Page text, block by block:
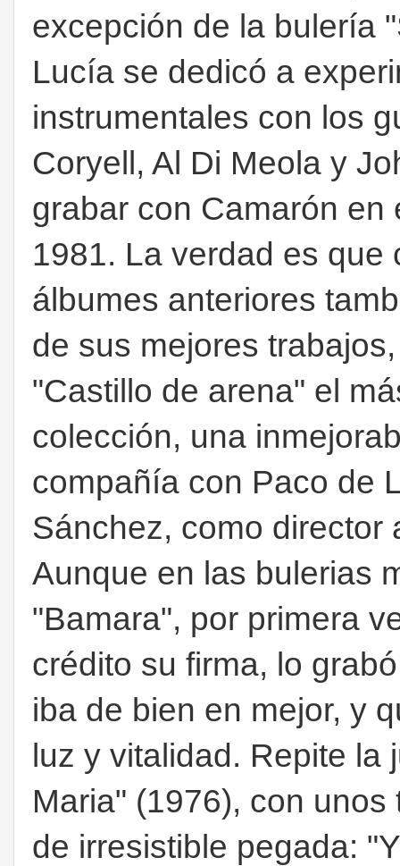
excepción de la bulería
Lucía se dedicó a
instrumentales con los
Coryell, Al Di Meola y
grabar con Camarón
1981. La verdad es que
álbumes anteriores
de sus mejores
"Castillo de arena" el
colección, una
compañía con Paco de
Sánchez, como
Aunque en las bulerias
"Bamara", por primera
crédito su firma, lo
iba de bien en mejor, y
luz y vitalidad. Repite
Maria" (1976), con
de irresistible pegada: